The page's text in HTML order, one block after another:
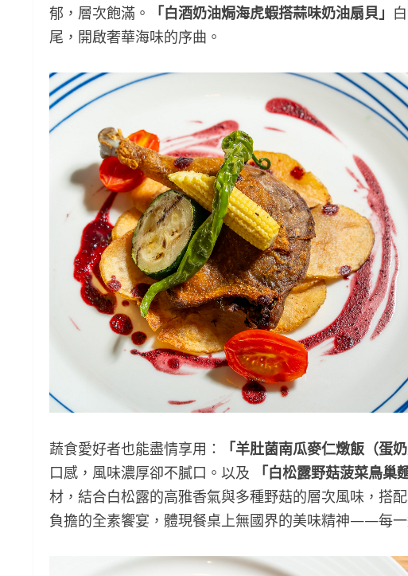
郁，層次飽滿。
「白酒奶油焗海虎蝦搭蒜味奶油扇貝」
尾，開啟奢華海味的序曲。
蔬食愛好者也能盡情享用： 「羊肚菌南瓜麥仁燉飯（蛋奶
口感，風味濃厚卻不膩口。以及
「白松露野菇菠菜鳥巢
材，結合白松露的高雅香氣與多種野菇的層次風味，搭
負擔的全素饗宴，體現餐桌上無國界的美味精神——每一